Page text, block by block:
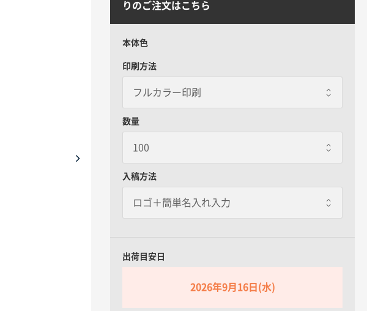
りのご注文はこちら
本体色
印刷方法
数量
入稿方法
出荷目安日
2026年9月16日(水)